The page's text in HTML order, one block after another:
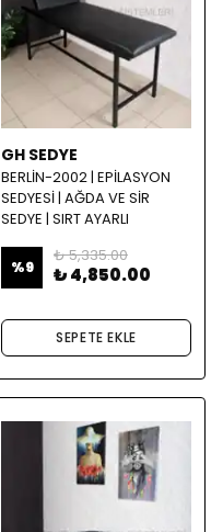
GH SEDYE
BERLİN-2002 | EPİLASYON
SEDYESİ | AĞDA VE SİR
SEDYE | SIRT AYARLI
%9
₺ 5,335.00
₺ 4,850.00
SEPETE EKLE